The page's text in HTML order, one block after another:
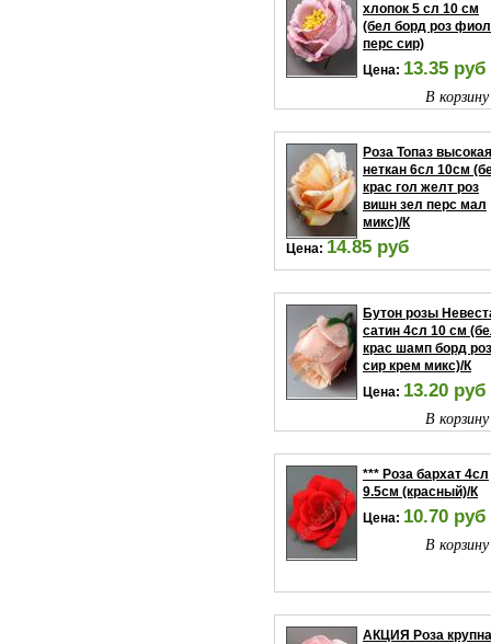
хлопок 5 сл 10 см
(бел борд роз фиол
перс сир)
Цена: 13.35 руб
В
Роза Топаз высокая
неткан 6сл 10см
крас гол желт роз
вишн зел перс мал
микс)/К
Цена: 14.85 руб
В
Бутон розы
сатин 4сл 10 см
крас шамп борд роз
сир крем микс)/К
Цена: 13.20 руб
В
*** Роза бархат 4сл
9.5см (красный)/К
Цена: 10.70 руб
В
АКЦИЯ Роза